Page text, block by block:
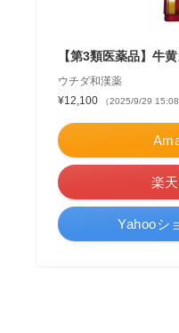
【第3類医薬品】牛
ウチダ和漢薬
¥12,100
（2025/9/29
楽
Yahooシ